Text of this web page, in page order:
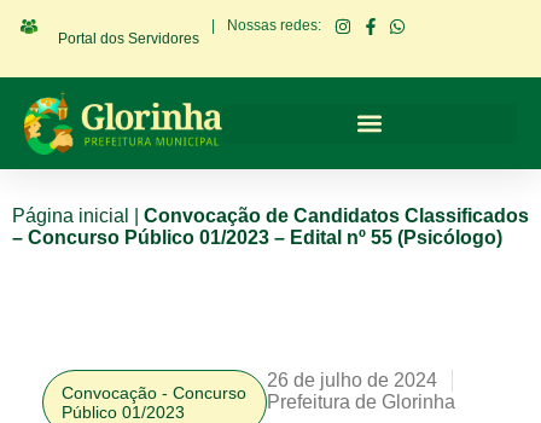
Portal dos Servidores
Nossas redes:
Página inicial
Convocação de Candidatos Classificados
– Concurso Público 01/2023 – Edital nº 55 (Psicólogo)
Convocação - Concurso
Público 01/2023
26 de julho de 2024
Prefeitura de Glorinha